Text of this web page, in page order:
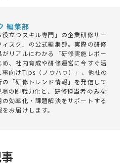
編集部
役立つスキル専門」の企業研修サー
ィスク」の公式編集部。実際の研修
がリアルにわかる「研修実施レポー
め、社内育成や研修運営に今すぐ活
事向けTips（ノウハウ）」、他社の
の「研修トレンド情報」を発信して
場の即戦力化と、研修担当者のみな
の効率化・課題解決をサポートする
お届けします。